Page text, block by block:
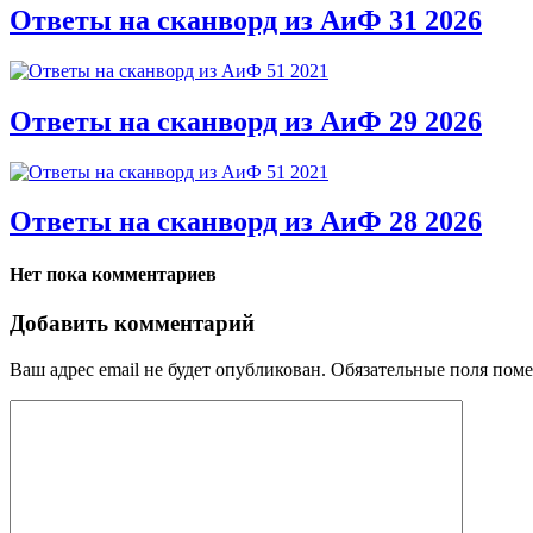
Ответы на сканворд из АиФ 31 2026
Ответы на сканворд из АиФ 29 2026
Ответы на сканворд из АиФ 28 2026
Нет пока комментариев
Добавить комментарий
Ваш адрес email не будет опубликован. Обязательные поля